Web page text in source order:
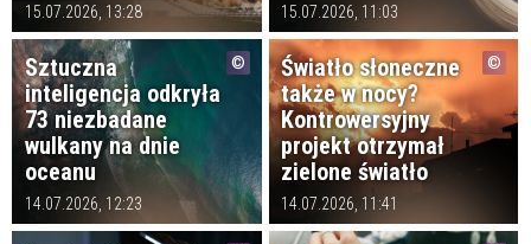
15.07.2026, 13:28 15.07.2026, 11:03
Sztuczna
inteligencja odkryła
73 niezbadane
wulkany na dnie
oceanu
14.07.2026, 12:23
Światło słoneczne
także w nocy?
Kontrowersyjny
projekt otrzymał
zielone światło
14.07.2026, 11:41